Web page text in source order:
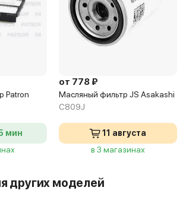
Patron
мин
от 778 ₽
Масляный фильтр JS Asakashi
C809J
11 августа
в 3 магазинах
других моделей